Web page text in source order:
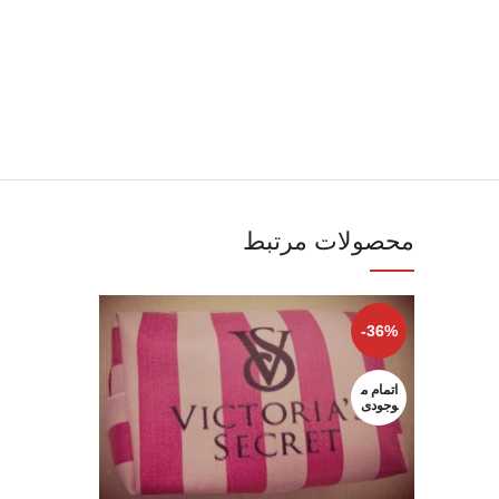
محصولات مرتبط
-36%
اتمام م
وجودی